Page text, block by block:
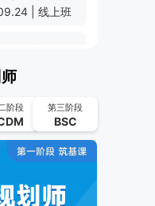
| 线上班
| 线上班
划师 第64期
| 线上班
班次：4
195期
| 线上班
阶段 第三阶段
BSC